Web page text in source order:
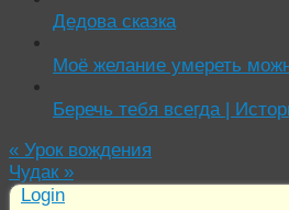
Дедова сказка
Моё желание умереть
Беречь тебя всегда |
« Урок вождения
Чудак »
Login